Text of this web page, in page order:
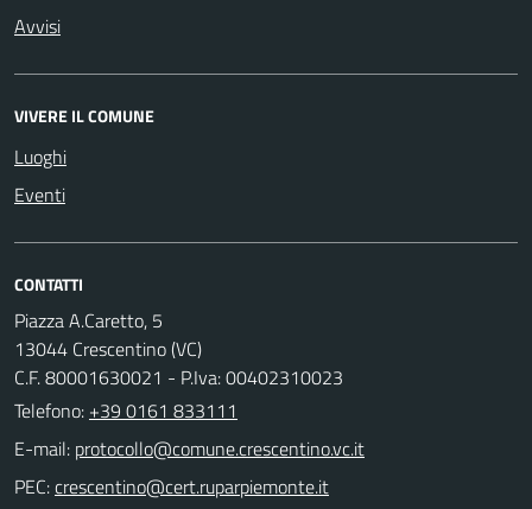
Avvisi
VIVERE IL COMUNE
Luoghi
Eventi
CONTATTI
Piazza A.Caretto, 5
13044 Crescentino (VC)
C.F. 80001630021 - P.Iva: 00402310023
Telefono: +39 0161 833111
E-mail:
PEC: